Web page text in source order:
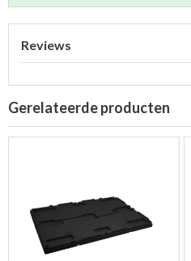
Reviews
Gerelateerde producten